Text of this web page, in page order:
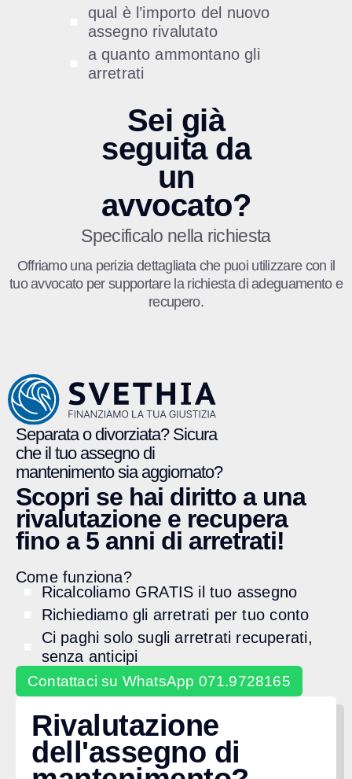
qual è l’importo del nuovo
assegno rivalutato
a quanto ammontano gli
arretrati
Sei già
seguita da
un
avvocato?
Specificalo nella richiesta
Offriamo una perizia dettagliata che puoi utilizzare con il
tuo avvocato per supportare la richiesta di adeguamento e
recupero.
Separata o divorziata? Sicura
che il tuo assegno di
mantenimento sia aggiornato?
Scopri se hai diritto a una
rivalutazione e recupera
fino a 5 anni di arretrati!
Come funziona?
Ricalcoliamo GRATIS il tuo assegno
Richiediamo gli arretrati per tuo conto
Ci paghi solo sugli arretrati recuperati,
senza anticipi
Contattaci su WhatsApp 071.9728165
Rivalutazione
dell'assegno di